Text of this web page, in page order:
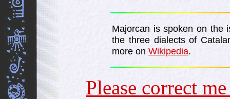
Majorcan is spoken on the
the three dialects of
more on Wikipedia.
Please correct